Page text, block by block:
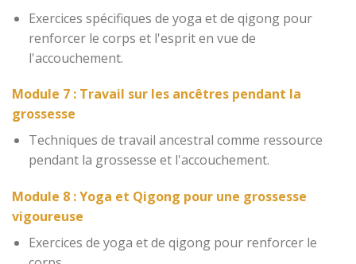
Exercices spécifiques de yoga et de qigong pour
renforcer le corps et l'esprit en vue de
l'accouchement.
Module 7 : Travail sur les ancêtres pendant la
grossesse
Techniques de travail ancestral comme ressource
pendant la grossesse et l'accouchement.
Module 8 : Yoga et Qigong pour une grossesse
vigoureuse
Exercices de yoga et de qigong pour renforcer le